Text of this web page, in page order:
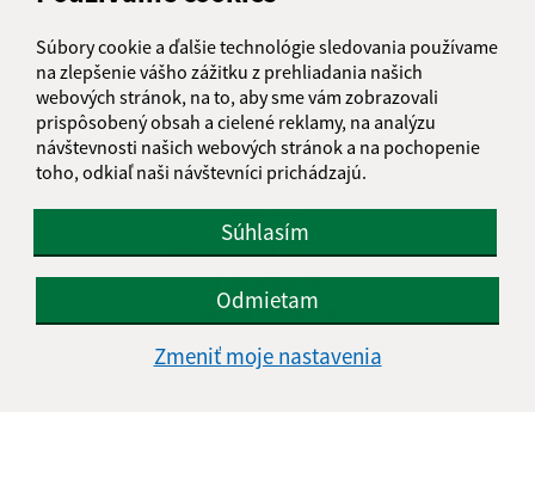
Súbory cookie a ďalšie technológie sledovania používame
na zlepšenie vášho zážitku z prehliadania našich
webových stránok, na to, aby sme vám zobrazovali
prispôsobený obsah a cielené reklamy, na analýzu
návštevnosti našich webových stránok a na pochopenie
toho, odkiaľ naši návštevníci prichádzajú.
Súhlasím
Odmietam
Zmeniť moje nastavenia
Deň
Čas
Pondelok:
08:00 - 11:30
Utorok:
08:00 - 11:30
Streda:
13:00 - 17:00
Štvrtok:
nestránkový deň
Piatok:
08:00 - 11:30
Kontakt:
Obecný úrad Lukovištia
Lukovištia 26
980 26 Lukovištia
lukovistia@lukovistia.sk